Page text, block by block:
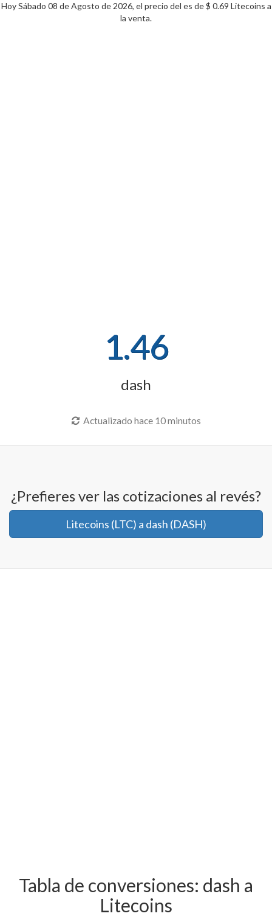
Hoy Sábado 08 de Agosto de 2026, el precio del es de $ 0.69 Litecoins a
la venta.
1.46
dash
Actualizado hace 10 minutos
¿Prefieres ver las cotizaciones al revés?
Litecoins (LTC) a dash (DASH)
Tabla de conversiones: dash a
Litecoins